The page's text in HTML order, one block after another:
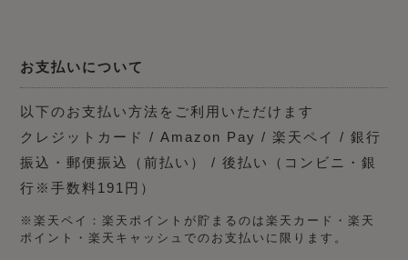
お支払いについて
以下のお支払い方法をご利用いただけます
クレジットカード / Amazon Pay / 楽天ペイ / 銀行
振込・郵便振込（前払い） / 後払い（コンビニ・銀
行※手数料191円）
※楽天ペイ：楽天ポイントが貯まるのは楽天カード・楽天
ポイント・楽天キャッシュでのお支払いに限ります。